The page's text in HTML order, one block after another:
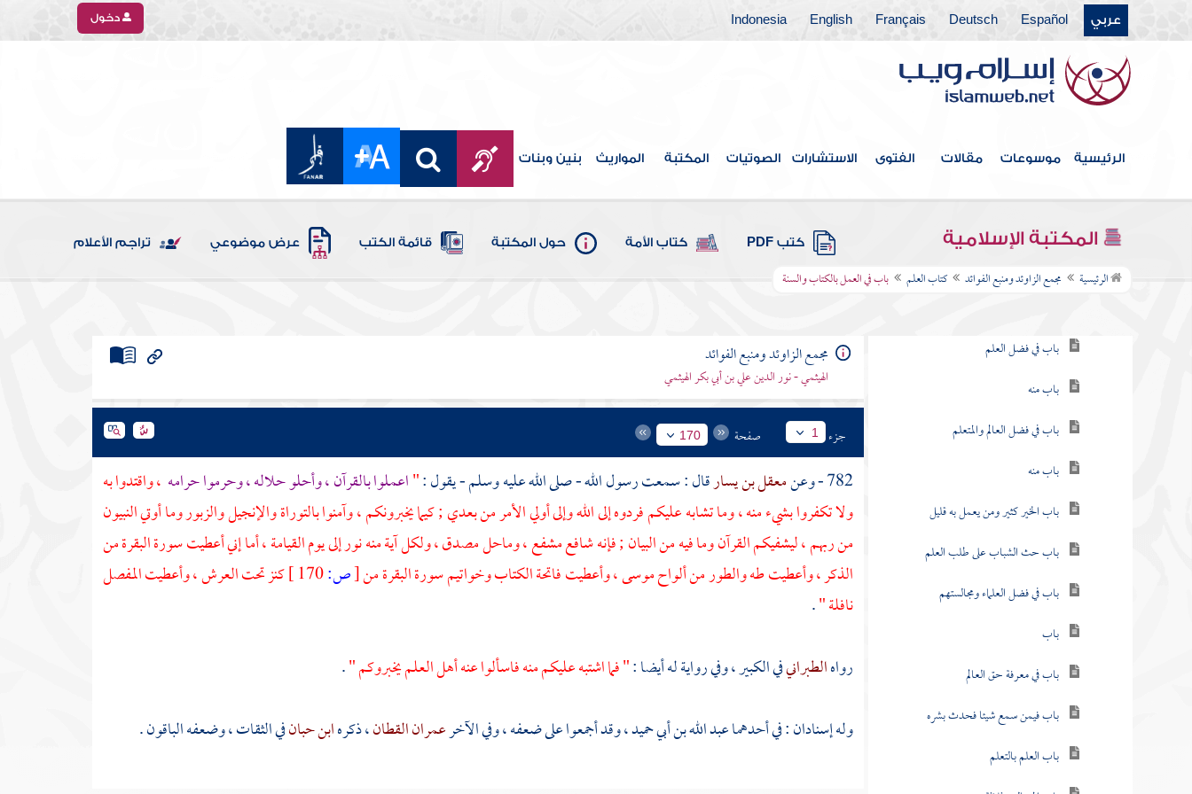
عربي Español
Deutsch
Français
English
Indonesia دخول
الرئيسية موسوعات مقالات الفتوى الاستشارات الصوتيات المكتبة المواريث بنين وبنات
المكتبة الإسلامية كتب PDF كتاب الأمة حول المكتبة قائمة الكتب عرض موضوعي تراجم الأعلام
الرئيسية مجمع الزاوئد ومنبع الفوائد كتاب العلم باب في العمل بالكتاب والسنة
فهرس الكتاب
خطبة الكتاب
كتاب الإيمان
كتاب العلم
باب في فضل العلم
باب منه
باب في فضل العالم والمتعلم
باب منه
باب الخير كثير ومن يعمل به قليل
باب حث الشباب على طلب العلم
باب في فضل العلماء ومجالستهم
باب
باب في معرفة حق العالم
باب فيمن سمع شيئا فحدث بشره
باب العلم بالتعلم
مجمع الزاوئد ومنبع الفوائد
الهيثمي - نور الدين علي بن أبي بكر الهيثمي
جزء 1 صفحة 170
782 - وعن معقل بن يسارقال : سمعت رسول الله - صلى الله عليه وسلم - يقول :"اعملوا بالقرآن ، وأحلو حلاله ، وحرموا حرامه ، واقتدوا به
ولا تكفروا بشيء منه ، وما تشابه عليكم فردوه إلى الله وإلى أولي الأمر من بعدي ; كيما يخبرونكم ، وآمنوا بالتوراة والإنجيل والزبور وما أوتي النبيون
من ربهم ، ليشفيكم القرآن وما فيه من البيان ; فإنه شافع مشفع ، وماحل مصدق ، ولكل آية منه نور إلى يوم القيامة ، أما إني أعطيت سورة البقرة من
الذكر ، وأعطيت طه والطور من ألواحموسى، وأعطيت فاتحة الكتاب وخواتيم سورة البقرة من[ص:
كنز تحت العرش ، وأعطيت المفصل
نافلة ".
رواهالطبرانيفي الكبير ، وفي رواية له أيضا :" فما اشتبه عليكم منه فاسألوا عنه أهل العلم يخبروكم ".
وله إسنادان : في أحدهماعبد الله بن أبي حميد، وقد أجمعوا على ضعفه ، وفي الآخرعمران القطان، ذكرهابن حبانفي الثقات ، وضعفه الباقون .